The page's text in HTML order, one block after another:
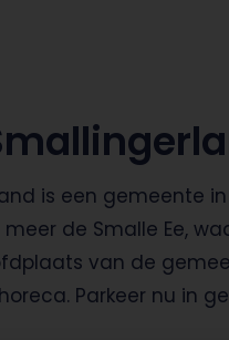
is een gemeente
de Smalle Ee,
van de
Parkeer nu in